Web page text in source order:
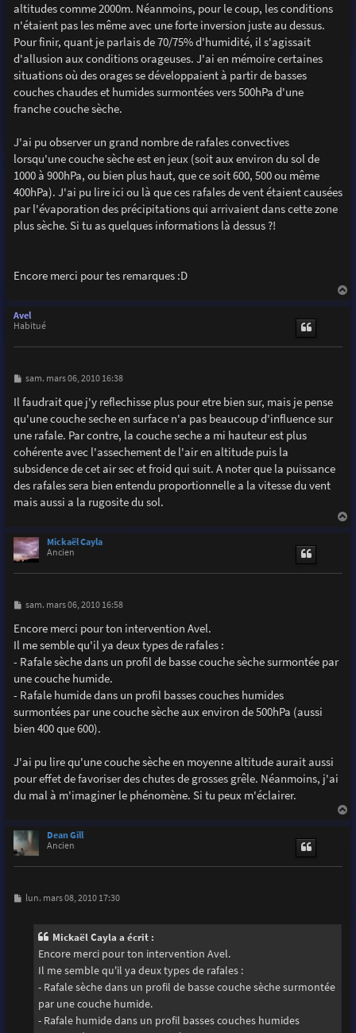
altitudes comme 2000m. Néanmoins, pour le coup, les conditions
n'étaient pas les même avec une forte inversion juste au dessus.
Pour finir, quant je parlais de 70/75% d'humidité, il s'agissait
d'allusion aux conditions orageuses. J'ai en mémoire certaines
situations où des orages se développaient à partir de basses
couches chaudes et humides surmontées vers 500hPa d'une
franche couche sèche.
J'ai pu observer un grand nombre de rafales convectives
lorsqu'une couche sèche est en jeux (soit aux environ du sol de
1000 à 900hPa, ou bien plus haut, que ce soit 600, 500 ou même
400hPa). J'ai pu lire ici ou là que ces rafales de vent étaient causées
par l'évaporation des précipitations qui arrivaient dans cette zone
plus sèche. Si tu as quelques informations là dessus ?!
Encore merci pour tes remarques :D
Avel
Habitué
M
s
s
a
e
sam. mars 06, 2010 16:38
Il faudrait que j'y reflechisse plus pour etre bien sur, mais je pense
qu'une couche seche en surface n'a pas beaucoup d'influence sur
une rafale. Par contre, la couche seche a mi hauteur est plus
cohérente avec l'assechement de l'air en altitude puis la
subsidence de cet air sec et froid qui suit. A noter que la puissance
des rafales sera bien entendu proportionnelle a la vitesse du vent
mais aussi a la rugosite du sol.
Mickaël Cayla
Ancien
M
s
s
a
g
e
sam. mars 06, 2010 16:58
Encore merci pour ton intervention Avel.
Il me semble qu'il ya deux types de rafales :
- Rafale sèche dans un profil de basse couche sèche surmontée par
une couche humide.
- Rafale humide dans un profil basses couches humides
surmontées par une couche sèche aux environ de 500hPa (aussi
bien 400 que 600).
J'ai pu lire qu'une couche sèche en moyenne altitude aurait aussi
pour effet de favoriser des chutes de grosses grêle. Néanmoins, j'ai
du mal à m'imaginer le phénomène. Si tu peux m'éclairer.
Dean Gill
Ancien
M
lun. mars 08, 2010 17:30
Mickaël Cayla a écrit :
Encore merci pour ton intervention Avel.
Il me semble qu'il ya deux types de rafales :
- Rafale sèche dans un profil de basse couche sèche surmontée
par une couche humide.
- Rafale humide dans un profil basses couches humides